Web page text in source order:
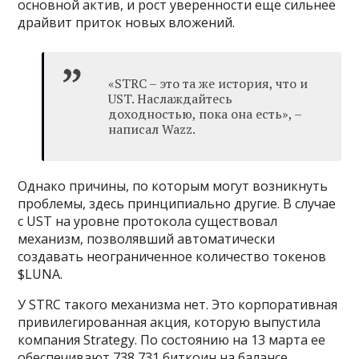
основной актив, и рост уверенности еще сильнее
драйвит приток новых вложений.
«STRC – это та же история, что и
UST. Наслаждайтесь
доходностью, пока она есть», –
написал Wazz.
Однако причины, по которым могут возникнуть
проблемы, здесь принципиально другие. В случае
с UST на уровне протокола существовал
механизм, позволявший автоматически
создавать неограниченное количество токенов
$LUNA.
У STRC такого механизма нет. Это корпоративная
привилегированная акция, которую выпустила
компания Strategy. По состоянию на 13 марта ее